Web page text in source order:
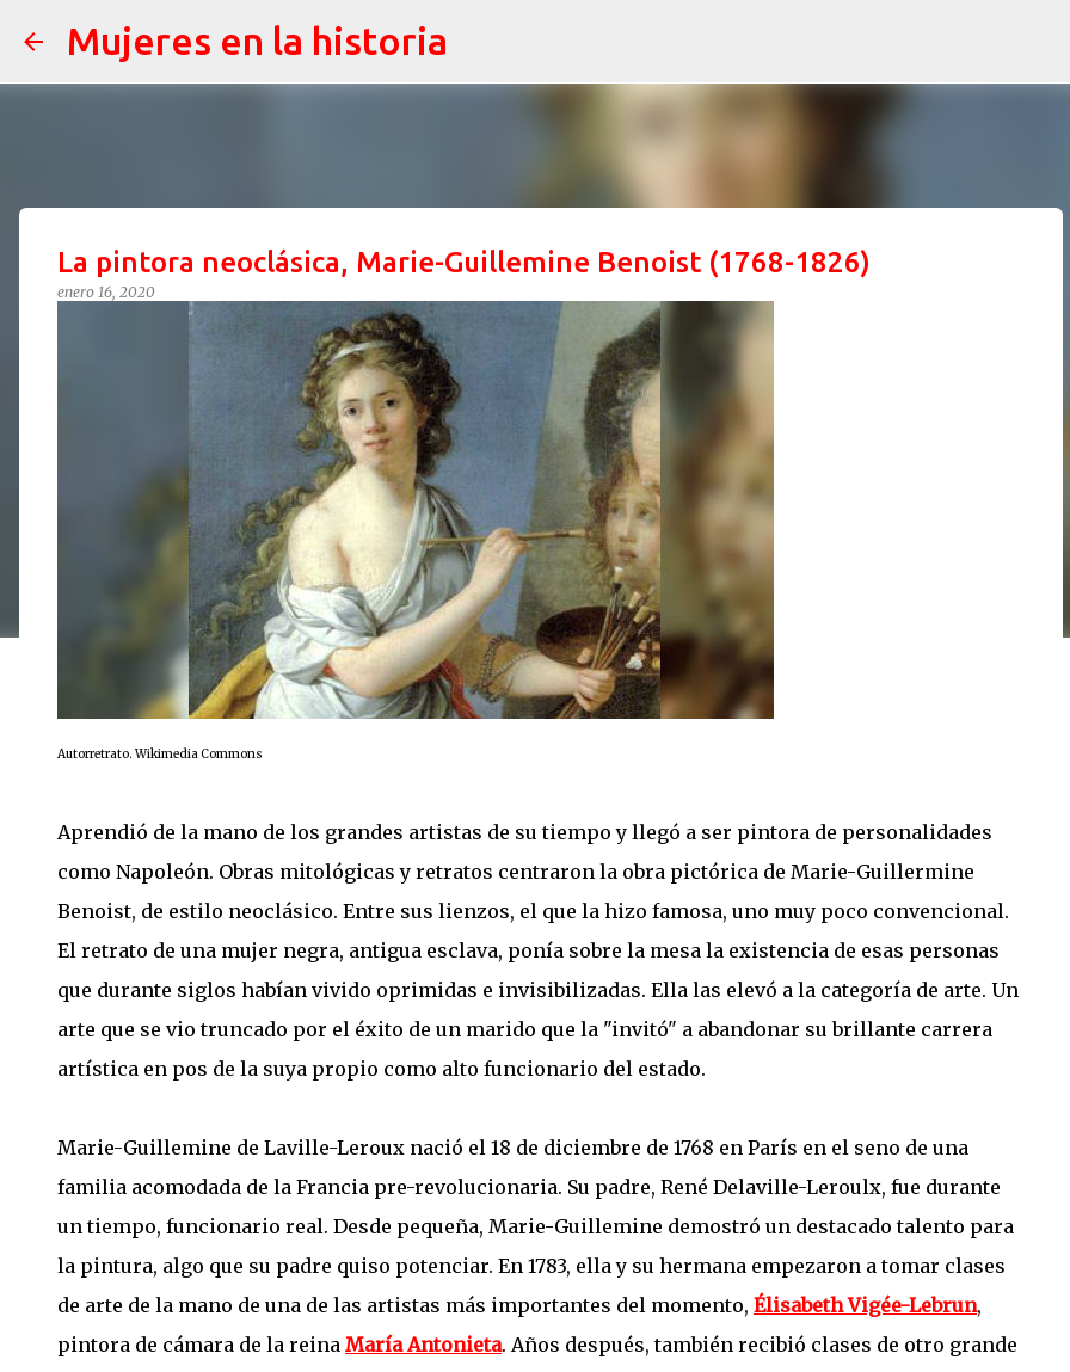
Mujeres en la historia
La pintora neoclásica, Marie-Guillemine Benoist (1768-1826)
enero 16, 2020
Autorretrato. Wikimedia Commons
Aprendió de la mano de los grandes artistas de su tiempo y llegó a ser pintora de personalidades
como Napoleón. Obras mitológicas y retratos centraron la obra pictórica de Marie-Guillermine
Benoist, de estilo neoclásico. Entre sus lienzos, el que la hizo famosa, uno muy poco convencional.
El retrato de una mujer negra, antigua esclava, ponía sobre la mesa la existencia de esas personas
que durante siglos habían vivido oprimidas e invisibilizadas. Ella las elevó a la categoría de arte. Un
arte que se vio truncado por el éxito de un marido que la "invitó" a abandonar su brillante carrera
artística en pos de la suya propio como alto funcionario del estado.
Marie-Guillemine de Laville-Leroux nació el 18 de diciembre de 1768 en París en el seno de una
familia acomodada de la Francia pre-revolucionaria. Su padre, René Delaville-Leroulx, fue durante
un tiempo, funcionario real. Desde pequeña, Marie-Guillemine demostró un destacado talento para
la pintura, algo que su padre quiso potenciar. En 1783, ella y su hermana empezaron a tomar clases
de arte de la mano de una de las artistas más importantes del momento, Élisabeth Vigée-Lebrun,
pintora de cámara de la reina María Antonieta. Años después, también recibió clases de otro grande